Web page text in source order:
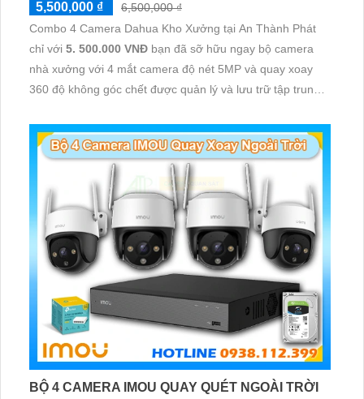
5,500,000 ₫
6,500,000 ₫
Combo 4 Camera Dahua Kho Xưởng tại An Thành Phát
chỉ với 5. 500.000 VNĐ bạn đã sỡ hữu ngay bộ camera
nhà xưởng với 4 mắt camera độ nét 5MP và quay xoay
360 độ không góc chết được quản lý và lưu trữ tập trung
BỘ 4 CAMERA IMOU QUAY QUÉT NGOÀI TRỜI